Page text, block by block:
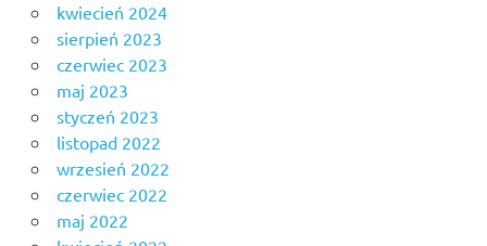
kwiecień 2024
sierpień 2023
czerwiec 2023
maj 2023
styczeń 2023
listopad 2022
wrzesień 2022
czerwiec 2022
maj 2022